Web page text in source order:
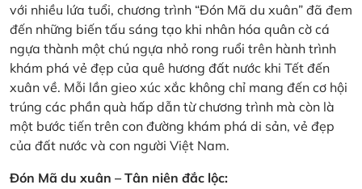
với nhiều lứa tuổi, chương trình “Đón Mã du xuân” đã đem
đến những biến tấu sáng tạo khi nhân hóa quân cờ cá
ngựa thành một chú ngựa nhỏ rong ruổi trên hành trình
khám phá vẻ đẹp của quê hương đất nước khi Tết đến
xuân về. Mỗi lần gieo xúc xắc không chỉ mang đến cơ hội
trúng các phần quà hấp dẫn từ chương trình mà còn là
một bước tiến trên con đường khám phá di sản, vẻ đẹp
của đất nước và con người Việt Nam.
Đón Mã du xuân – Tân niên đắc lộc: